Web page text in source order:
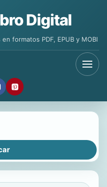
Digital
formatos PDF, EPUB y MOBI